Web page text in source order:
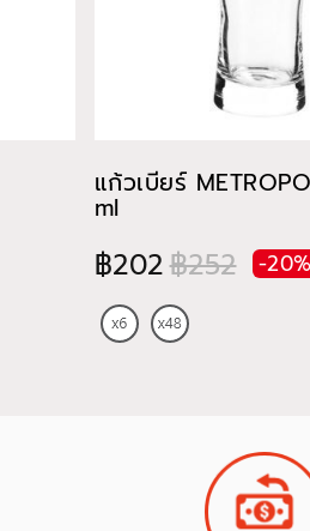
แก้วเบียร์
ml
฿202฿252 -20%